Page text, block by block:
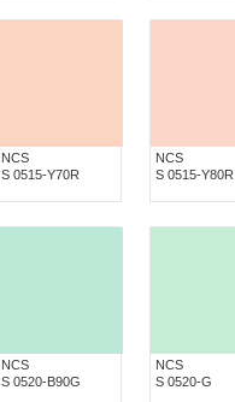
NCS
S 0515-Y70R
NCS
S 0515-Y80R
NCS
S 0520-B90G
NCS
S 0520-G